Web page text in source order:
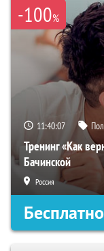
-100%
11:40:06
Тренинг «Как
Бачинской
Россия
Бесплатно